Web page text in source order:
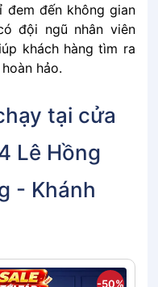
đem đến không gian
đội ngũ nhân viên
khách hàng tìm ra
hảo.
tại cửa
Lê Hồng
- Khánh
-50%